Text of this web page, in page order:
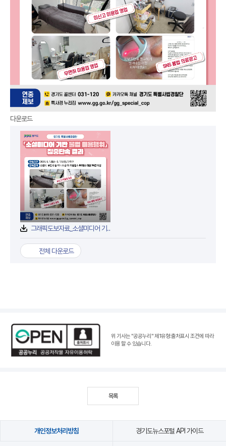
다운로드
첨부파일
그래픽도보자료_소셜미디어 기반 불법 미용행위 집중단속 결과.jpg
전체 다운로드
위 기사는 "공공누리"제1유형:출처표시 조건에 따라
이용 할 수 있습니다.
목록
개인정보처리방침 경기도뉴스포털 API 가이드